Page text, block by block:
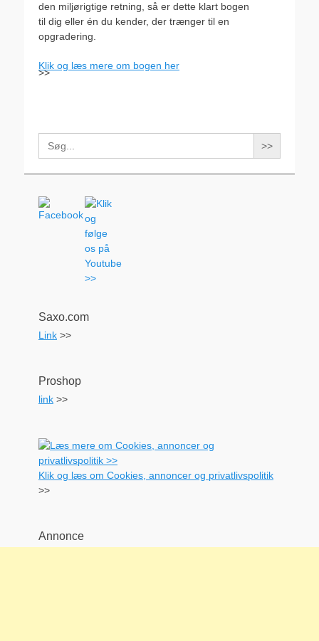
den miljørigtige retning, så er dette klart bogen
til dig eller én du kender, der trænger til en
opgradering.
Klik og læs mere om bogen her
>>
Search
for:
Saxo.com
Link >>
Proshop
link >>
Klik og læs om Cookies, annoncer og privatlivspolitik
>>
Annonce